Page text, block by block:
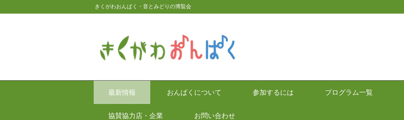
きくがわおんぱく・音とみどりの博覧会
最新情報 おんぱくについて 参加するには プログラム一覧
協賛協力店・企業 お問い合わせ